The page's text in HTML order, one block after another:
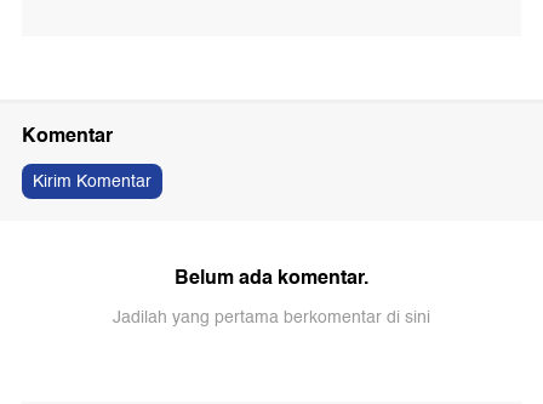
Komentar
Kirim Komentar
Belum ada komentar.
Jadilah yang pertama berkomentar di sini